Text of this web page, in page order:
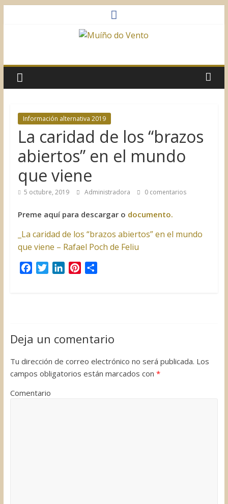
do
Vento
Asociación
Sociocultural
Información alternativa 2019
La caridad de los “brazos
abiertos” en el mundo
que viene
5 octubre, 2019 Administradora 0 comentarios
Preme aquí para descargar o documento.
_La caridad de los “brazos abiertos” en el mundo
que viene – Rafael Poch de Feliu
o
r
I
e
t
t
r
Deja un comentario
Tu dirección de correo electrónico no será publicada. Los
campos obligatorios están marcados con *
Comentario